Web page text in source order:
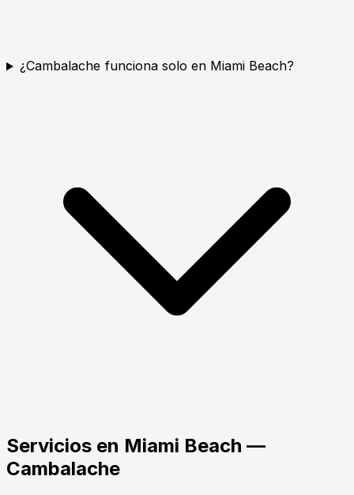
¿Cambalache funciona solo en Miami Beach?
Servicios en Miami Beach —
Cambalache